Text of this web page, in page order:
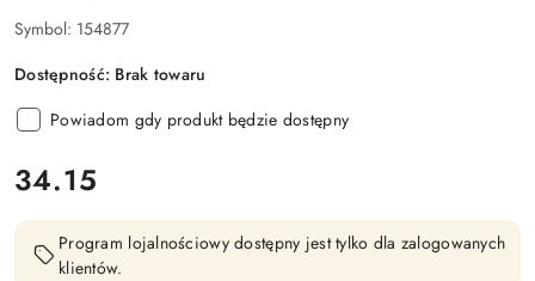
Symbol: 154877
Dostępność: Brak towaru
Powiadom gdy produkt będzie dostępny
cena:
34.15
Program lojalnościowy dostępny jest tylko dla zalogowanych
klientów.